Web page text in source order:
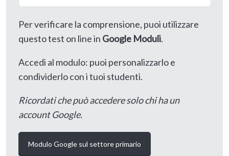
Per verificare la comprensione, puoi utilizzare
questo test on line in Google Moduli.
Accedi al modulo: puoi personalizzarlo e
condividerlo con i tuoi studenti.
Ricordati che può accedere solo chi ha un
account Google.
Modulo Google sul settore primario